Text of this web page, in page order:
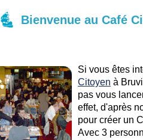
Bienvenue au Café
Si vous êtes
Citoyen à
pas vous
effet, d'après
pour créer un
Avec 3